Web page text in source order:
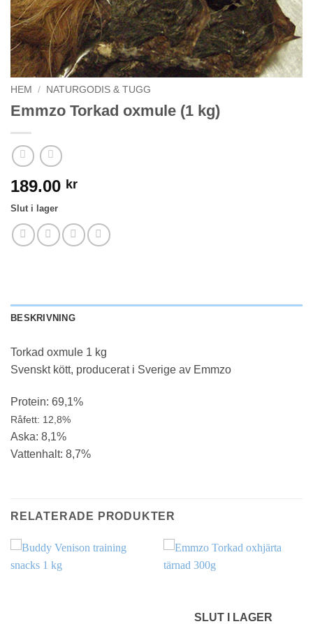
HEM / NATURGODIS & TUGG
Emmzo Torkad oxmule (1 kg)
189.00 kr
Slut i lager
BESKRIVNING
Torkad oxmule 1 kg
Svenskt kött, producerat i Sverige av Emmzo
Protein: 69,1%
Råfett: 12,8%
Aska: 8,1%
Vattenhalt: 8,7%
RELATERADE PRODUKTER
SLUT I LAGER